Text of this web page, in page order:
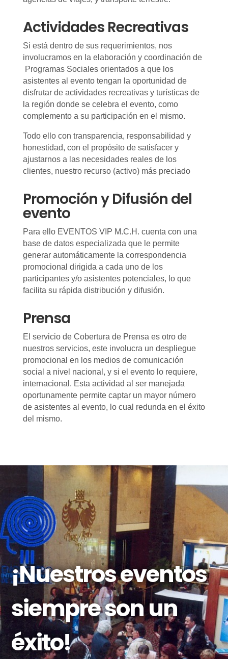
Actividades Recreativas
Si está dentro de sus requerimientos, nos
involucramos en la elaboración y coordinación de
Programas Sociales orientados a que los
asistentes al evento tengan la oportunidad de
disfrutar de actividades recreativas y turísticas de
la región donde se celebra el evento, como
complemento a su participación en el mismo.
Todo ello con transparencia, responsabilidad y
honestidad, con el propósito de satisfacer y
ajustarnos a las necesidades reales de los
clientes, nuestro recurso (activo) más preciado
Promoción y Difusión del
evento
Para ello EVENTOS VIP M.C.H. cuenta con una
base de datos especializada que le permite
generar automáticamente la correspondencia
promocional dirigida a cada uno de los
participantes y/o asistentes potenciales, lo que
facilita su rápida distribución y difusión.
Prensa
El servicio de Cobertura de Prensa es otro de
nuestros servicios, este involucra un despliegue
promocional en los medios de comunicación
social a nivel nacional, y si el evento lo requiere,
internacional. Esta actividad al ser manejada
oportunamente permite captar un mayor número
de asistentes al evento, lo cual redunda en el éxito
del mismo.
¡Nuestros eventos
siempre son un
éxito!